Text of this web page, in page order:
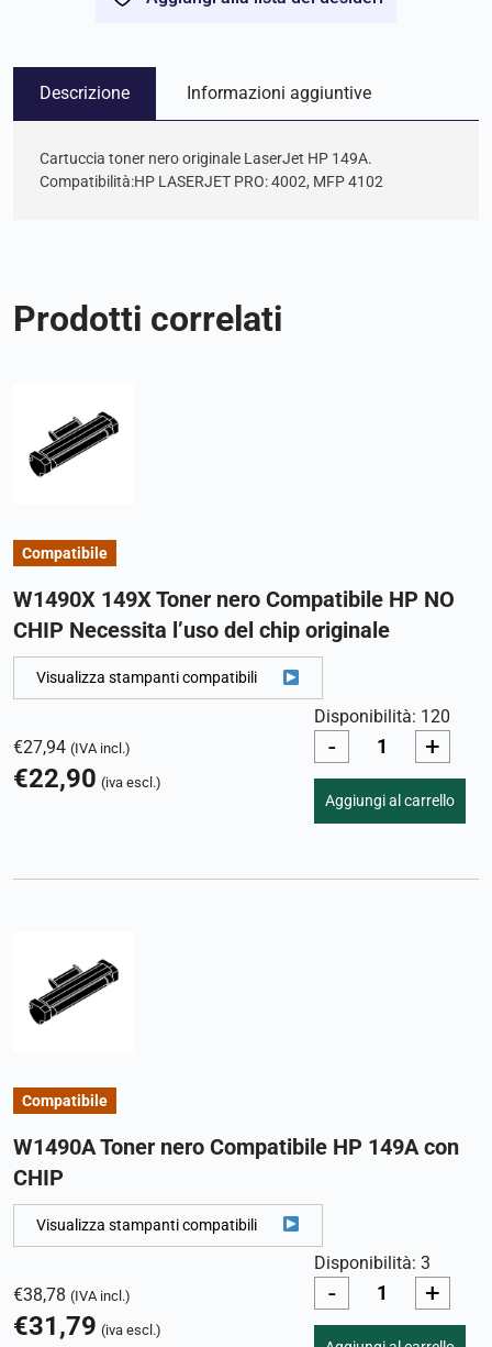
Descrizione Informazioni aggiuntive
Cartuccia toner nero originale LaserJet HP 149A.
Compatibilità:HP LASERJET PRO: 4002, MFP 4102
Prodotti correlati
Compatibile
W1490X 149X Toner nero Compatibile HP NO
CHIP Necessita l’uso del chip originale
Visualizza stampanti compatibili
€27,94 (IVA incl.)
€22,90 (iva escl.)
Disponibilità: 120
- +
Aggiungi al carrello
Compatibile
W1490A Toner nero Compatibile HP 149A con
CHIP
Visualizza stampanti compatibili
€38,78 (IVA incl.)
€31,79 (iva escl.)
Disponibilità: 3
- +